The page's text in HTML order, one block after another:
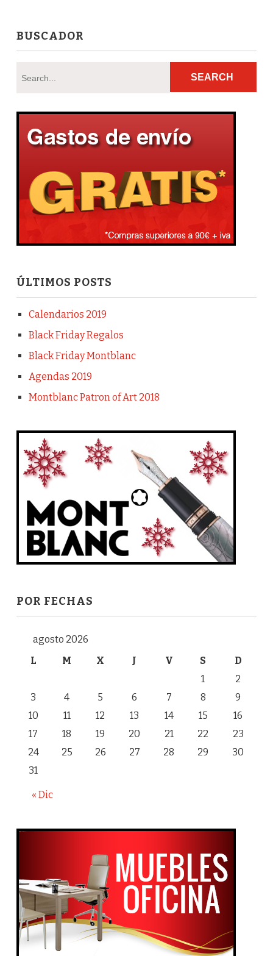
BUSCADOR
ÚLTIMOS POSTS
Calendarios 2019
Black Friday Regalos
Black Friday Montblanc
Agendas 2019
Montblanc Patron of Art 2018
POR FECHAS
agosto 2026
L
M X J V S D
« Dic
1
2
3
4 5 6 7 8
9
10
11 12 13 14 15
16
17
18 19 20 21 22
23
24
25 26 27 28 29
30
31